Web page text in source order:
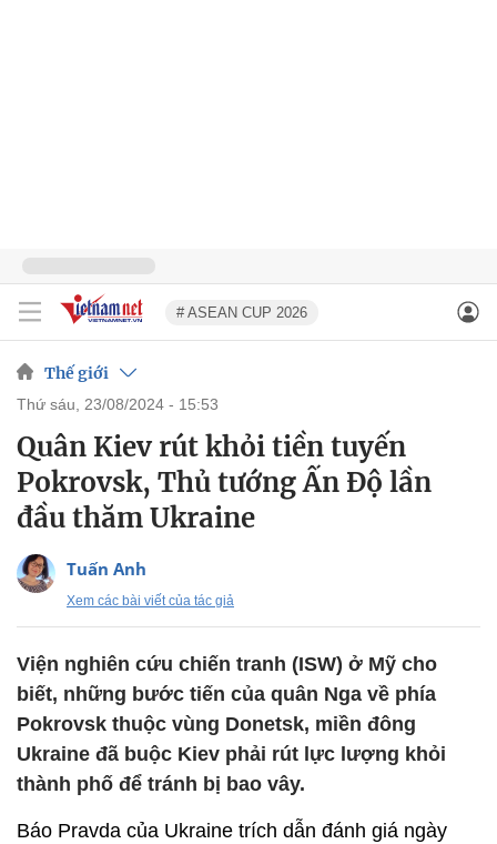
# ASEAN CUP 2026
Thế giới
thứ sáu, 23/08/2024 - 15:53
Quân Kiev rút khỏi tiền tuyến
Pokrovsk, Thủ tướng Ấn Độ lần
đầu thăm Ukraine
Tuấn Anh
Xem các bài viết của tác giả
Viện nghiên cứu chiến tranh (ISW) ở Mỹ cho
biết, những bước tiến của quân Nga về phía
Pokrovsk thuộc vùng Donetsk, miền đông
Ukraine đã buộc Kiev phải rút lực lượng khỏi
thành phố để tránh bị bao vây.
Báo Pravda của Ukraine trích dẫn đánh giá ngày